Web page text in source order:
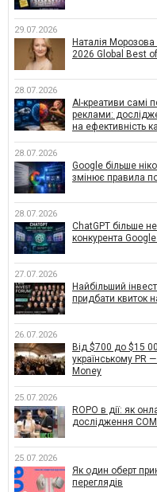
29.07.2026
Наталія
2026 Global Best
28.07.2026
AI-креативи самі
реклами:
на ефективність
28.07.2026
Google більше
змінює правила
28.07.2026
ChatGPT більше
конкурента
27.07.2026
Найбільший
придбати квиток
26.07.2026
Від $700 до $15
українському PR
Money
25.07.2026
ROPO в дії: як
дослідження
25.07.2026
Як один оберт
переглядів